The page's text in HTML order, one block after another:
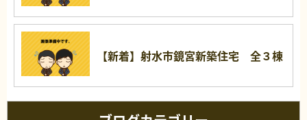
【新着】射水市鏡宮新築住宅 全３棟